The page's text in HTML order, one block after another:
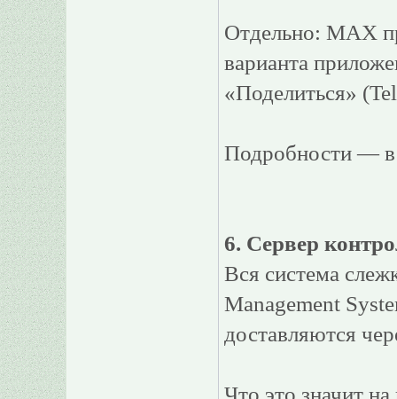
Отдельно: MAX
варианта
«Поделиться»
Подробности — в
6. Сервер
Вся система
Management
доставляются
Что это значит на